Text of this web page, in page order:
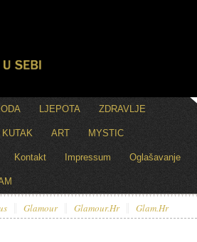
LJEPOTA ZDRAVLJE
ART MYSTIC
Kontakt Impressum Oglašavanje
Glamour Glamour.hr Glam.hr